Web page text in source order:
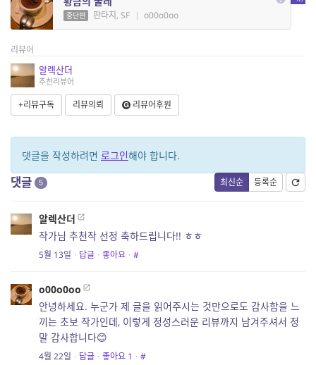
중단편 판타지, SF | o00o0oo
리뷰어
알렉산더
추천리뷰어
+리뷰구독 리뷰의뢰 리뷰어후원
댓글을 작성하려면 로그인해야 합니다.
최신순 등록순
댓글 5
알렉산더
작가님 추천작 선정 축하드립니다!! ㅎㅎ
5월 13일 · 답글 · 좋아요 · #
o00o0oo
안녕하세요. 누군가 제 글을 읽어주시는 것만으로도 감사함을 느
끼는 초보 작가인데, 이렇게 정성스러운 리뷰까지 남겨주셔서 정
말 감사합니다😊
4월 22일 · 답글 · 좋아요 1 · #